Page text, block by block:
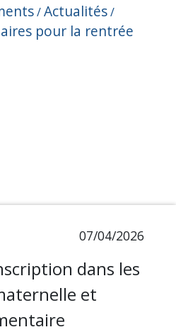
/Actualités/
pour la rentrée
07/04/2026
dans les
et